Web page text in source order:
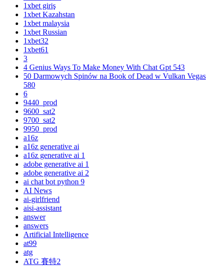
1xbet giriş
1xbet Kazahstan
1xbet malaysia
1xbet Russian
1xbet32
1xbet61
3
4 Genius Ways To Make Money With Chat Gpt 543
50 Darmowych Spinów na Book of Dead w Vulkan Vegas
580
6
9440_prod
9600_sat2
9700_sat2
9950_prod
a16z
a16z generative ai
a16z generative ai 1
adobe generative ai 1
adobe generative ai 2
ai chat bot python 9
AI News
ai-girlfriend
aisi-assistant
answer
answers
Artificial Intelligence
at99
atg
ATG 賽特2